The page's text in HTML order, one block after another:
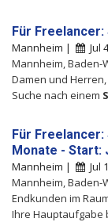
Für
Mannheim |
Jul
Mannheim, Baden-
Damen und
Suche nach einem
Für Freelancer:
Monate - Start:
Mannheim |
Jul
Mannheim, Baden-
Endkunden im
Ihre Hauptaufgabe